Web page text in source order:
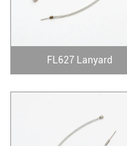
FL627 Lanyard